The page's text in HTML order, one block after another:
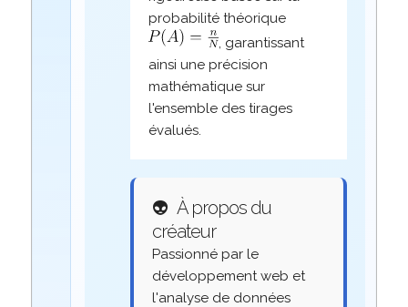
probabilité théorique
, garantissant
ainsi une précision
mathématique sur
l'ensemble des tirages
évalués.
👽 À propos du
créateur
Passionné par le
développement web et
l'analyse de données